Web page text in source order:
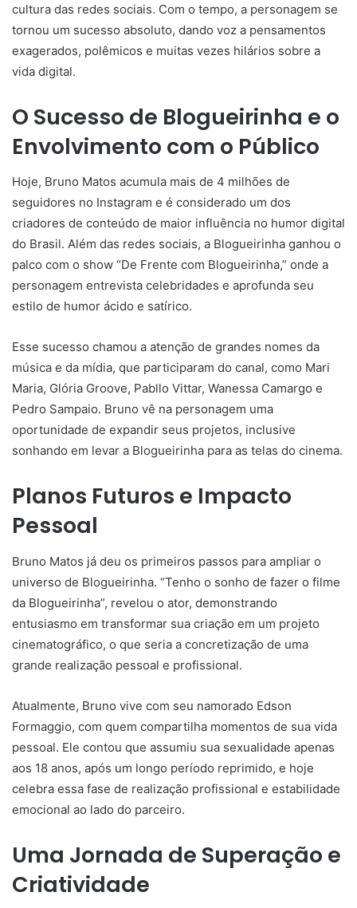
cultura das redes sociais. Com o tempo, a personagem se
tornou um sucesso absoluto, dando voz a pensamentos
exagerados, polêmicos e muitas vezes hilários sobre a
vida digital.
O Sucesso de Blogueirinha e o
Envolvimento com o Público
Hoje, Bruno Matos acumula mais de 4 milhões de
seguidores no Instagram e é considerado um dos
criadores de conteúdo de maior influência no humor digital
do Brasil. Além das redes sociais, a Blogueirinha ganhou o
palco com o show “De Frente com Blogueirinha,” onde a
personagem entrevista celebridades e aprofunda seu
estilo de humor ácido e satírico.
Esse sucesso chamou a atenção de grandes nomes da
música e da mídia, que participaram do canal, como Mari
Maria, Glória Groove, Pabllo Vittar, Wanessa Camargo e
Pedro Sampaio. Bruno vê na personagem uma
oportunidade de expandir seus projetos, inclusive
sonhando em levar a Blogueirinha para as telas do cinema.
Planos Futuros e Impacto
Pessoal
Bruno Matos já deu os primeiros passos para ampliar o
universo de Blogueirinha. “Tenho o sonho de fazer o filme
da Blogueirinha”, revelou o ator, demonstrando
entusiasmo em transformar sua criação em um projeto
cinematográfico, o que seria a concretização de uma
grande realização pessoal e profissional.
Atualmente, Bruno vive com seu namorado Edson
Formaggio, com quem compartilha momentos de sua vida
pessoal. Ele contou que assumiu sua sexualidade apenas
aos 18 anos, após um longo período reprimido, e hoje
celebra essa fase de realização profissional e estabilidade
emocional ao lado do parceiro.
Uma Jornada de Superação e
Criatividade